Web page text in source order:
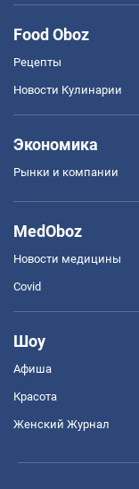
Food Oboz
Рецепты
Новости Кулинарии
Экономика
Рынки и компании
MedOboz
Новости медицины
Covid
Шоу
Афиша
Красота
Женский Журнал